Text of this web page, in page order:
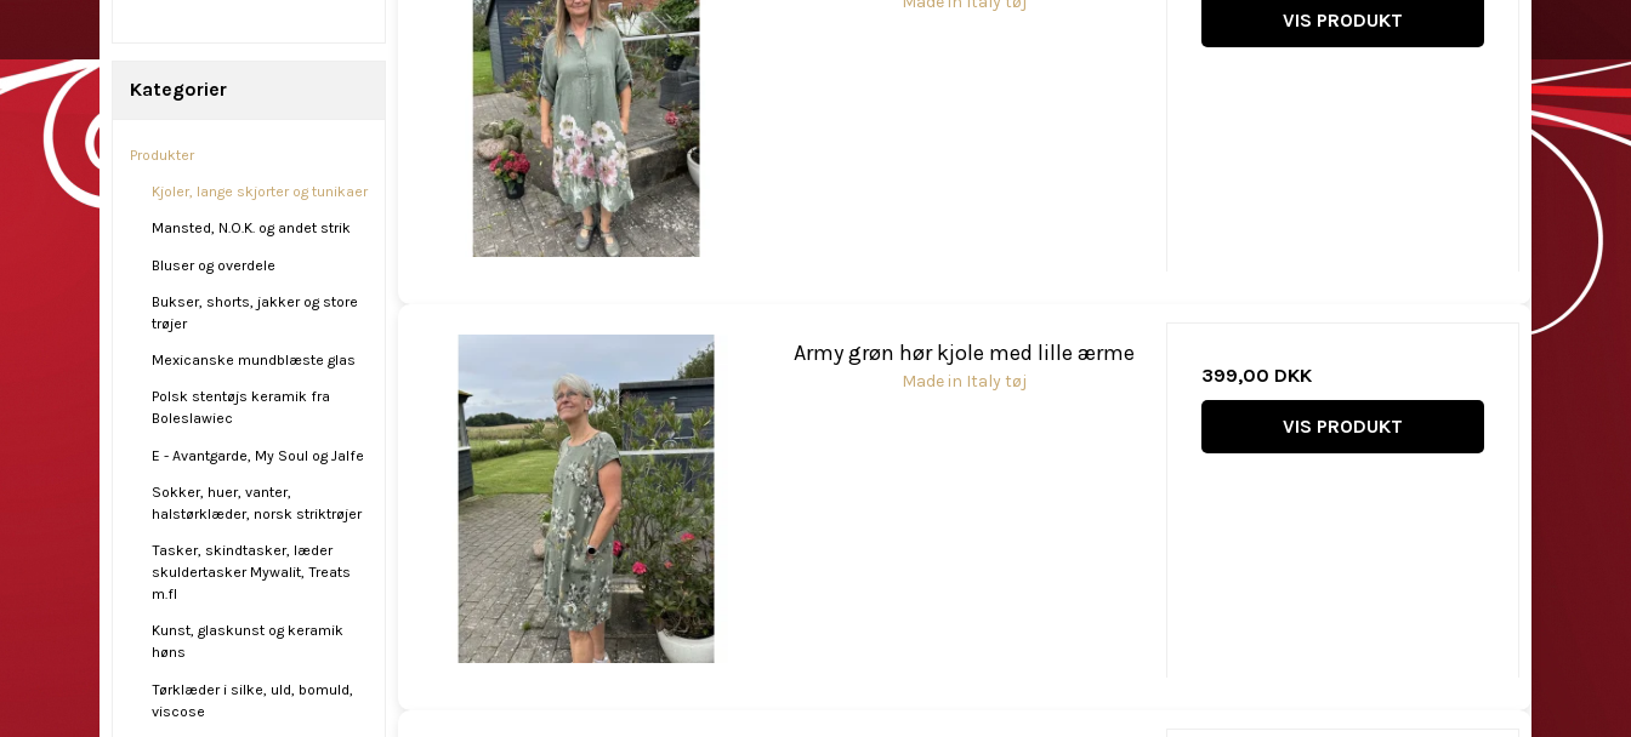
Kategorier
Produkter
Kjoler, lange skjorter og tunikaer
Mansted, N.O.K. og andet strik
Bluser og overdele
Bukser, shorts, jakker og store
trøjer
Mexicanske mundblæste glas
Polsk stentøjs keramik fra
Boleslawiec
E - Avantgarde, My Soul og Jalfe
Sokker, huer, vanter,
halstørklæder, norsk striktrøjer
Tasker, skindtasker, læder
skuldertasker Mywalit, Treats
m.fl
Kunst, glaskunst og keramik
høns
Tørklæder i silke, uld, bomuld,
viscose
VIS PRODUKT
Army grøn hør kjole med lille ærme
Made in Italy tøj 399,00 DKK
VIS PRODUKT